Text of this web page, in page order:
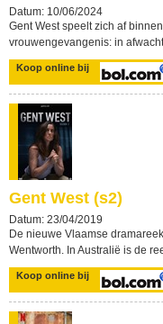
Datum: 10/06/2024
Gent West speelt zich af
vrouwengevangenis: in
Koop online bij
Gent West (s2)
Datum: 23/04/2019
De nieuwe Vlaamse
Wentworth. In Australië is de
Koop online bij